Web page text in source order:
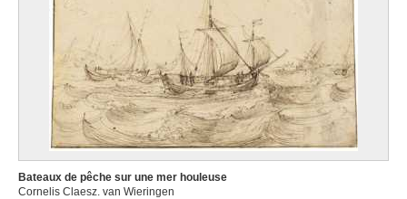
Bateaux de pêche sur une mer houleuse
Cornelis Claesz. van Wieringen